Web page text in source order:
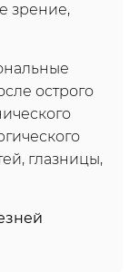
зрение,
острого
глазницы,